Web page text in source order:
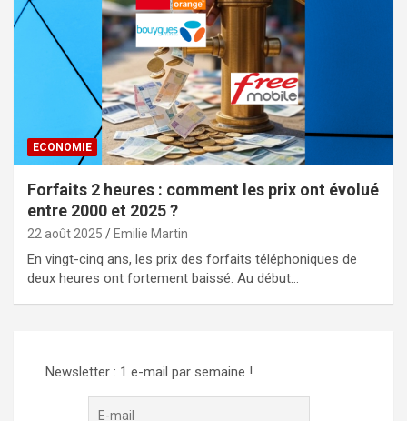
ECONOMIE
Forfaits 2 heures : comment les prix ont évolué
entre 2000 et 2025 ?
22 août 2025 Emilie Martin
En vingt-cinq ans, les prix des forfaits téléphoniques de
deux heures ont fortement baissé. Au début…
Newsletter : 1 e-mail par semaine !